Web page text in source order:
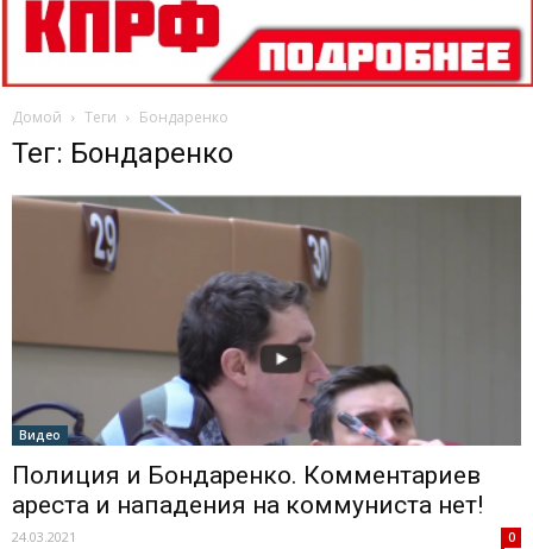
Домой Теги Бондаренко
Тег: Бондаренко
Видео
Полиция и Бондаренко. Комментариев
ареста и нападения на коммуниста нет!
24.03.2021 0